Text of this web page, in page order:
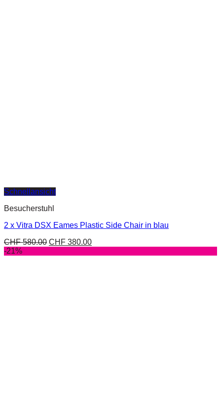
Schnellansicht
Besucherstuhl
2 x Vitra DSX Eames Plastic Side Chair in blau
CHF580.00 CHF 380.00
-21%